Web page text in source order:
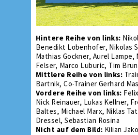
Hintere Reihe von links:
Benedikt Lobenhofer, Nikolas
Mathias Gockner, Aurel Lampe,
Felser, Marco Luburic, Tim
Mittlere Reihe von links:
Bartnik, Co-Trainer Gerhard
Vordere Reihe von links: Felix
Nick Reinauer, Lukas Kellner,
Baltes, Michael Marx, Niklas
Dressel, Sebastian Rosina
Nicht auf dem Bild: Kilian